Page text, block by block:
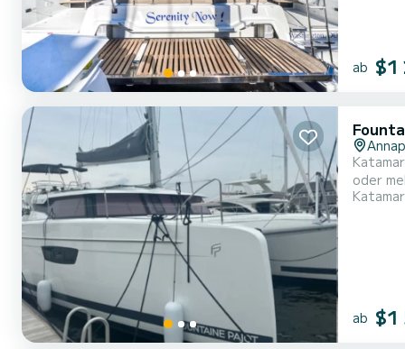
ab $1
oder
ab $1